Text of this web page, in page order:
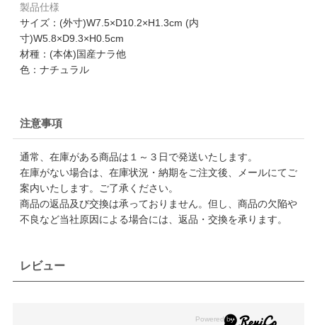
製品仕様
サイズ：(外寸)W7.5×D10.2×H1.3cm (内
寸)W5.8×D9.3×H0.5cm
材種：(本体)国産ナラ他
色：ナチュラル
注意事項
通常、在庫がある商品は１～３日で発送いたします。
在庫がない場合は、在庫状況・納期をご注文後、メールにてご
案内いたします。ご了承ください。
商品の返品及び交換は承っておりません。但し、商品の欠陥や
不良など当社原因による場合には、返品・交換を承ります。
レビュー